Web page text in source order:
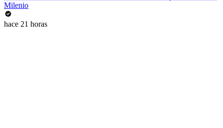
Milenio
hace 21 horas